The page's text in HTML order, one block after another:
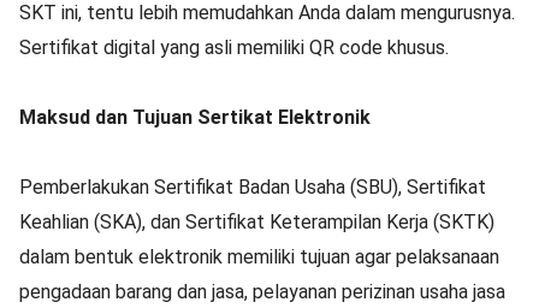
SKT ini, tentu lebih memudahkan Anda dalam mengurusnya.
Sertifikat digital yang asli memiliki QR code khusus.
Maksud dan Tujuan Sertikat Elektronik
Pemberlakukan Sertifikat Badan Usaha (SBU), Sertifikat
Keahlian (SKA), dan Sertifikat Keterampilan Kerja (SKTK)
dalam bentuk elektronik memiliki tujuan agar pelaksanaan
pengadaan barang dan jasa, pelayanan perizinan usaha jasa